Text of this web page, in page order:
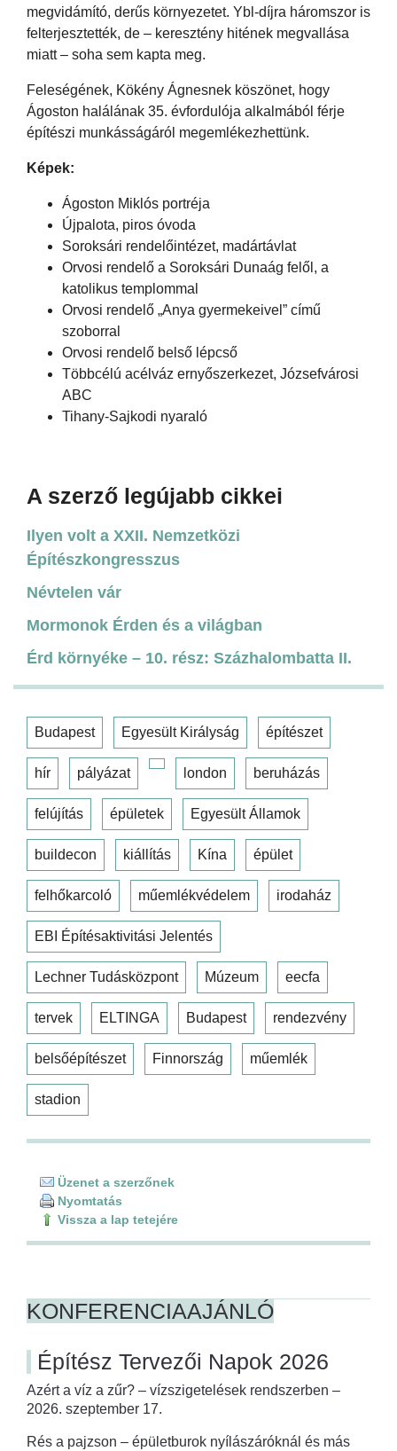
megvidámító, derűs környezetet. Ybl-díjra háromszor is
felterjesztették, de – keresztény hitének megvallása
miatt – soha sem kapta meg.
Feleségének, Kökény Ágnesnek köszönet, hogy
Ágoston halálának 35. évfordulója alkalmából férje
építészi munkásságáról megemlékezhettünk.
Képek:
Ágoston Miklós portréja
Újpalota, piros óvoda
Soroksári rendelőintézet, madártávlat
Orvosi rendelő a Soroksári Dunaág felől, a
katolikus templommal
Orvosi rendelő „Anya gyermekeivel” című
szoborral
Orvosi rendelő belső lépcső
Többcélú acélváz ernyőszerkezet, Józsefvárosi
ABC
Tihany-Sajkodi nyaraló
A szerző legújabb cikkei
Ilyen volt a XXII. Nemzetközi
Építészkongresszus
Névtelen vár
Mormonok Érden és a világban
Érd környéke – 10. rész: Százhalombatta II.
Budapest Egyesült Királyság építészet
hír pályázat london beruházás
felújítás épületek Egyesült Államok
buildecon kiállítás Kína épület
felhőkarcoló műemlékvédelem irodaház
EBI Építésaktivitási Jelentés
Lechner Tudásközpont Múzeum eecfa
tervek ELTINGA Budapest rendezvény
belsőépítészet Finnország műemlék
stadion
Üzenet a szerzőnek
Nyomtatás
Vissza a lap tetejére
KONFERENCIAAJÁNLÓ
Építész Tervezői Napok 2026
Azért a víz a zűr? – vízszigetelések rendszerben –
2026. szeptember 17.
Rés a pajzson – épületburok nyílászáróknál és más